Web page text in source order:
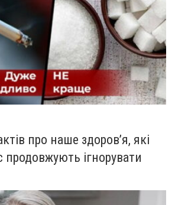
про наше здоров’я, які
продовжують ігнорувати